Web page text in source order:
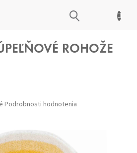
NÁKUPNÝ
Všetky predložky
KARIM 03 -
ROHOŽE
Podrobnosti hodnotenia